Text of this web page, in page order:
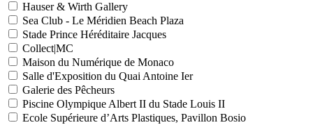
Hauser & Wirth Gallery
Sea Club - Le Méridien Beach Plaza
Stade Prince Héréditaire Jacques
Collect|MC
Maison du Numérique de Monaco
Salle d'Exposition du Quai Antoine Ier
Galerie des Pêcheurs
Piscine Olympique Albert II du Stade Louis II
Ecole Supérieure d’Arts Plastiques, Pavillon Bosio